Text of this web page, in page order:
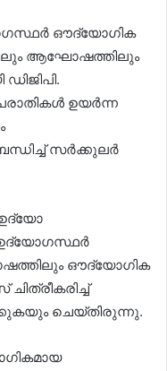
ഔദ്യോ​ഗിക
ആഘോഷത്തിലും
ഉയർന്ന
സർക്കുലർ
ഉദ്യോ​ഗസ്ഥർ
ഔദ്യോ​ഗിക
ചെയ്തിരുന്നു.